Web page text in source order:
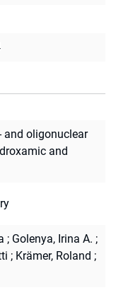
and oligonuclear
and
; Golenya, Irina A. ;
; Krämer, Roland ;